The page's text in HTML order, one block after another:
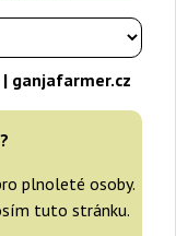
| ganjafarmer.cz
plnoleté osoby.
tuto stránku.